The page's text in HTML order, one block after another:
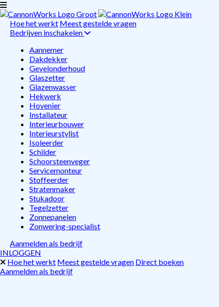
Hoe het werkt Meest gestelde vragen
Bedrijven inschakelen
Aannemer
Dakdekker
Gevelonderhoud
Glaszetter
Glazenwasser
Hekwerk
Hovenier
Installateur
Interieurbouwer
Interieurstylist
Isoleerder
Schilder
Schoorsteenveger
Servicemonteur
Stoffeerder
Stratenmaker
Stukadoor
Tegelzetter
Zonnepanelen
Zonwering-specialist
Aanmelden als bedrijf
INLOGGEN
Hoe het werkt Meest gestelde vragen Direct boeken
Aanmelden als bedrijf